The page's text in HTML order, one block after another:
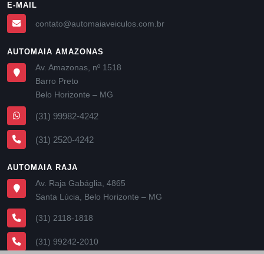
E-MAIL
contato@automaiaveiculos.com.br
AUTOMAIA AMAZONAS
Av. Amazonas, nº 1518
Barro Preto
Belo Horizonte – MG
(31) 99982-4242
(31) 2520-4242
AUTOMAIA RAJA
Av. Raja Gabáglia, 4865
Santa Lúcia, Belo Horizonte – MG
(31) 2118-1818
(31) 99242-2010